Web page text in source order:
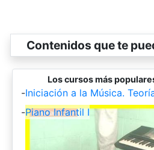
Contenidos que te
Los cursos más
-Iniciación a la Música.
-Piano Infantil I